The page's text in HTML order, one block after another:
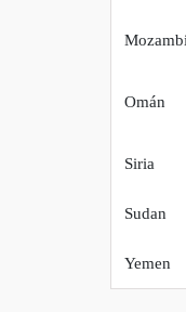
Omán
Siria
Sudan
Yemen